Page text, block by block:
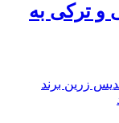
و ترکی به